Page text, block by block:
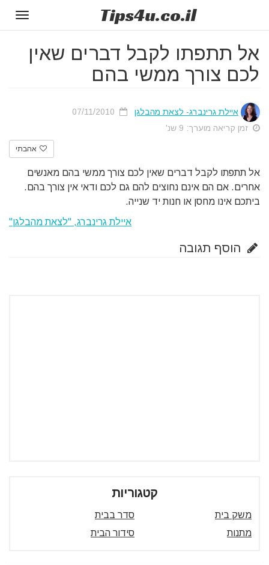
Tips4u.co.il
אל תתפתו לקבל דברים שאין
לכם צורך ממשי בהם
איילת גרינברג- לצאת מהבלגן
זמן קריאה מוערך: 9 שנ'
אהבתי
אל תתפתו לקבל דברים שאין לכם צורך ממשי בהם מאנשים
אחרים. אם הם אינם נחוצים להם גם לכם ודאי אין צורך בהם.
ביתכם אינו מחסן או חנות יד שנייה.
איילת גרינברג, "לצאת מהבלגן"
הוסף תגובה
קטגוריות
משק בית
סדר בבית
מתנות
סידור הבית